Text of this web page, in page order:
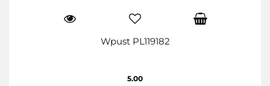
Wpust PL119182
5.00